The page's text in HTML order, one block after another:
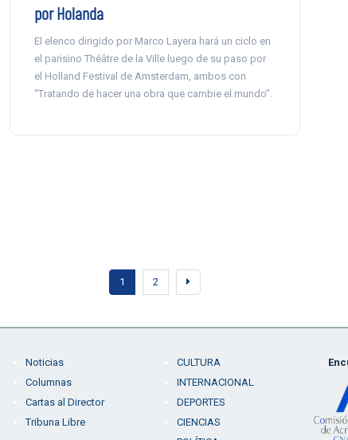
por Holanda
El elenco dirigido por Marco Layera hará un ciclo en
el parisino Théâtre de la Ville luego de su paso por
el Holland Festival de Amsterdam, ambos con
“Tratando de hacer una obra que cambie el mundo”.
1 2
Noticias
Columnas
Cartas al Director
Tribuna Libre
CULTURA
INTERNACIONAL
DEPORTES
CIENCIAS